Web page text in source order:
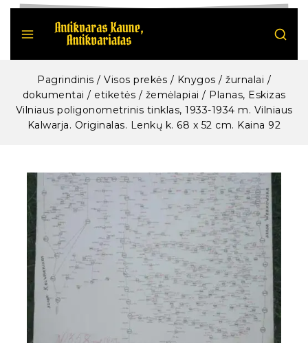
Pagrindinis / Visos prekės / Knygos / žurnalai /
dokumentai / etiketės / žemėlapiai / Planas, Eskizas
Vilniaus poligonometrinis tinklas, 1933-1934 m. Vilniaus
Kalwarja. Originalas. Lenkų k. 68 x 52 cm. Kaina 92